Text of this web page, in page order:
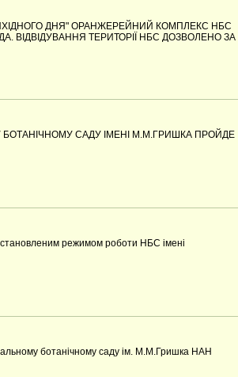
ДНЯ" ОРАНЖЕРЕЙНИЙ КОМПЛЕКС НБС
ВІДВІДУВАННЯ ТЕРИТОРІЇ НБС ДОЗВОЛЕНО ЗА
САДУ ІМЕНІ М.М.ГРИШКА ПРОЙДЕ
режимом роботи НБС імені
ботанічному саду ім. М.М.Гришка НАН